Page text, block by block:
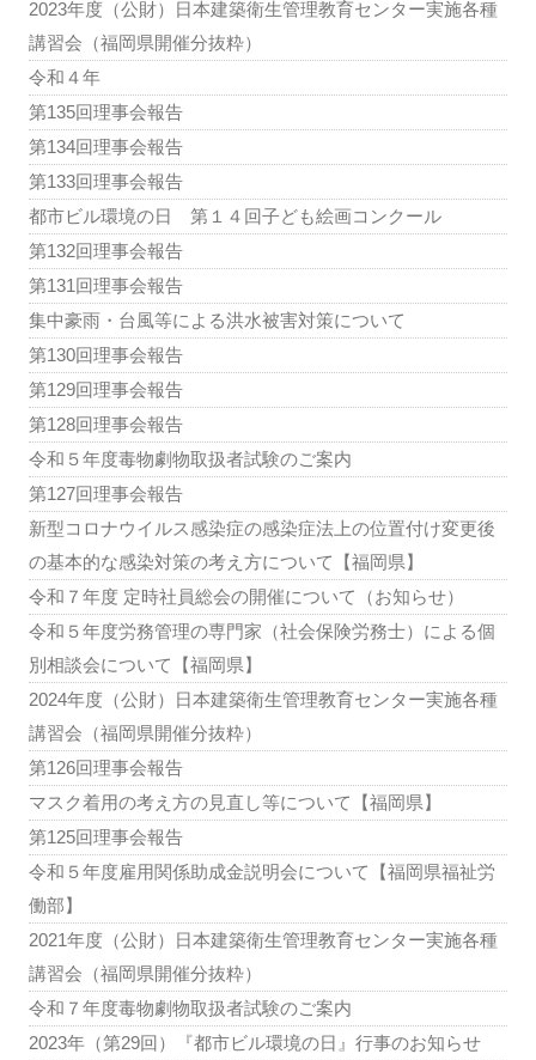
2023年度（公財）日本建築衛生管理教育センター実施各種
講習会（福岡県開催分抜粋）
令和４年
第135回理事会報告
第134回理事会報告
第133回理事会報告
都市ビル環境の日 第１４回子ども絵画コンクール
第132回理事会報告
第131回理事会報告
集中豪雨・台風等による洪水被害対策について
第130回理事会報告
第129回理事会報告
第128回理事会報告
令和５年度毒物劇物取扱者試験のご案内
第127回理事会報告
新型コロナウイルス感染症の感染症法上の位置付け変更後
の基本的な感染対策の考え方について【福岡県】
令和７年度 定時社員総会の開催について（お知らせ）
令和５年度労務管理の専門家（社会保険労務士）による個
別相談会について【福岡県】
2024年度（公財）日本建築衛生管理教育センター実施各種
講習会（福岡県開催分抜粋）
第126回理事会報告
マスク着用の考え方の見直し等について【福岡県】
第125回理事会報告
令和５年度雇用関係助成金説明会について【福岡県福祉労
働部】
2021年度（公財）日本建築衛生管理教育センター実施各種
講習会（福岡県開催分抜粋）
令和７年度毒物劇物取扱者試験のご案内
2023年（第29回）『都市ビル環境の日』行事のお知らせ